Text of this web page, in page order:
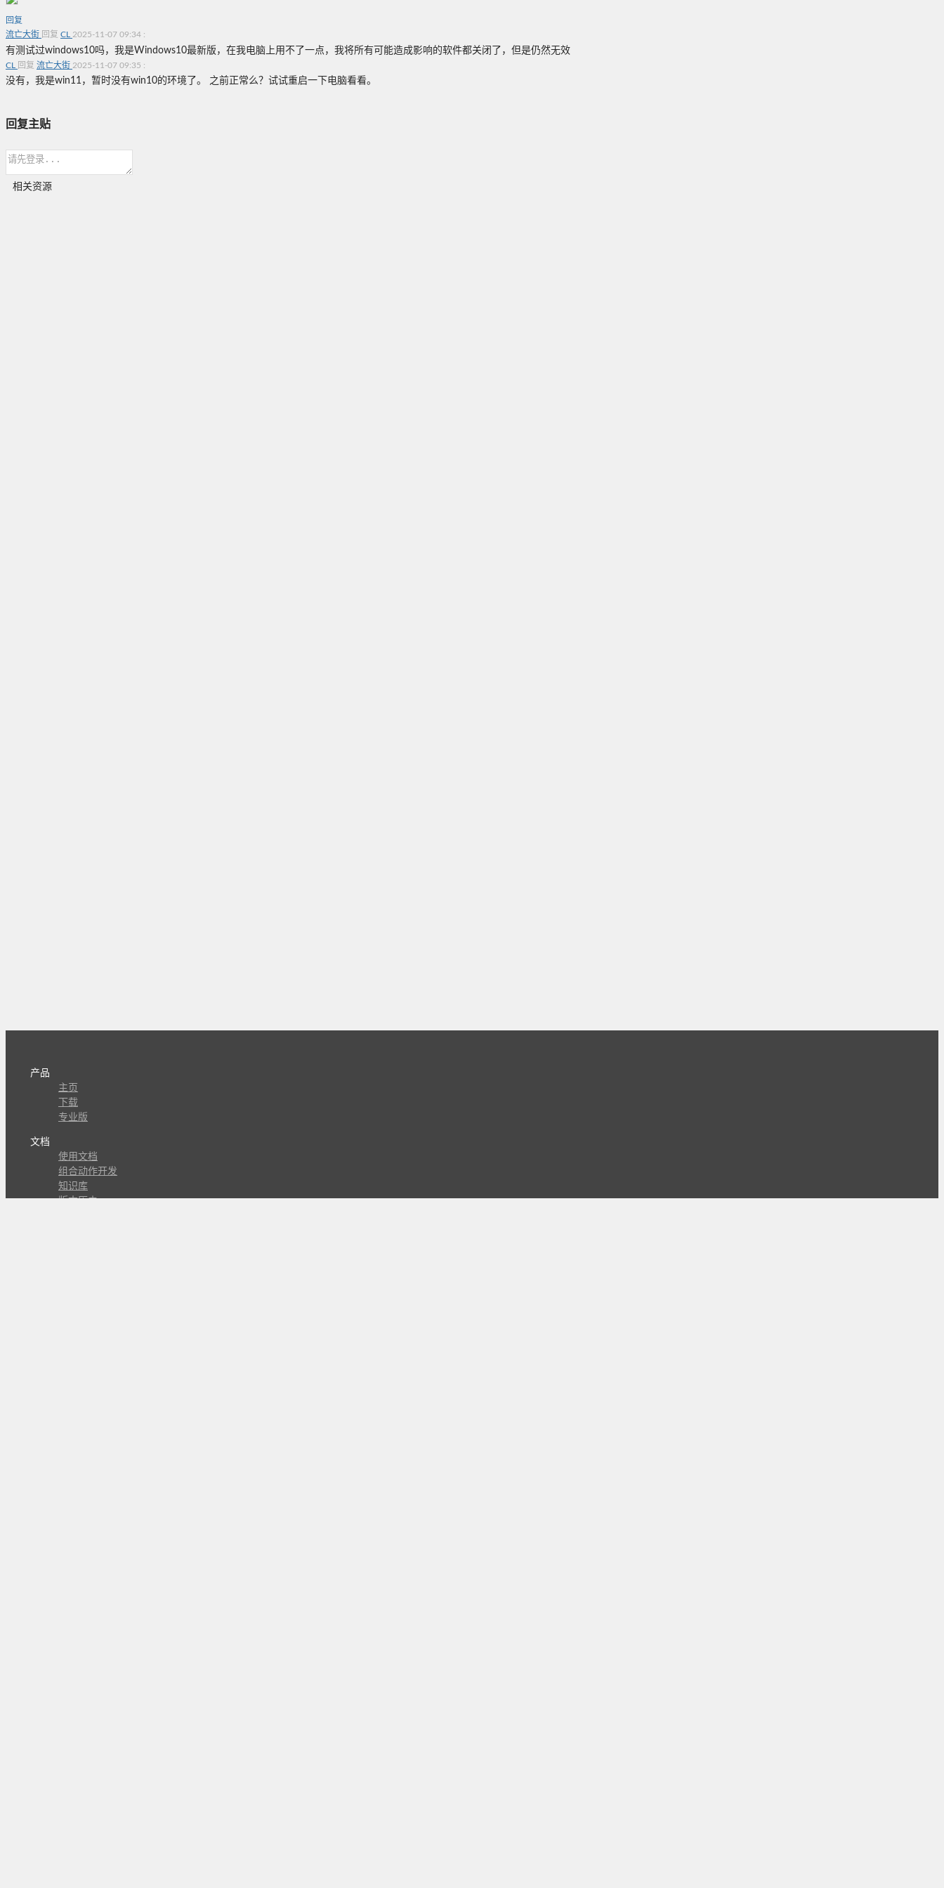
回复
流亡大街 回复 CL 2025-11-07 09:34 :
有测试过windows10吗，我是Windows10最新版，在我电脑上用不了一点，我将所有可能造成影响的软件都关闭了，但是仍然无效
CL 回复 流亡大街 2025-11-07 09:35 :
没有，我是win11，暂时没有win10的环境了。 之前正常么？试试重启一下电脑看看。
回复主贴
相关资源
产品
主页
下载
专业版
文档
使用文档
组合动作开发
知识库
版本历史